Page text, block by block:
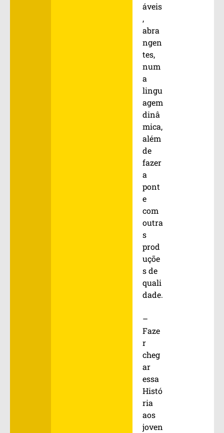
áveis
,
abra
ngen
tes,
num
a
lingu
agem
dinâ
mica,
além
de
fazer
a
pont
e
com
outra
s
prod
uçõe
s de
quali
dade.
–
Faze
r
cheg
ar
essa
Histó
ria
aos
joven